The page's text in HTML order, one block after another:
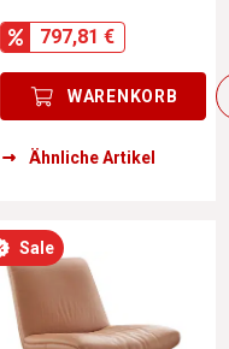
LUCIANO
797,81 €
WARENKORB
Ähnliche Artikel
Sale